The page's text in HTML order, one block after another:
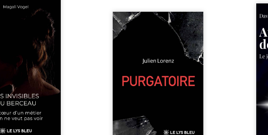
soin de celles et
nous confions
? Derrière la
apparente des
se joue une
nul ne soupçonne :
dérisoires,
épuisement,
écrasantes… À
témoignages
et sa propre
Magali Vogel lève
coulisses d’une ...
Vingt années d’écriture, de
blessures, d’émotions et de
pensées se rencontrent dans
ce recueil profondément
intime. Entre nouvelles
autobiographiques, poèmes
philosophiques, chaque texte
ouvre une porte sur
être choisie au hasard, comme
une rencontre inattendue sur
le chemin de la vie. ...
Né
la
ses
prix
les